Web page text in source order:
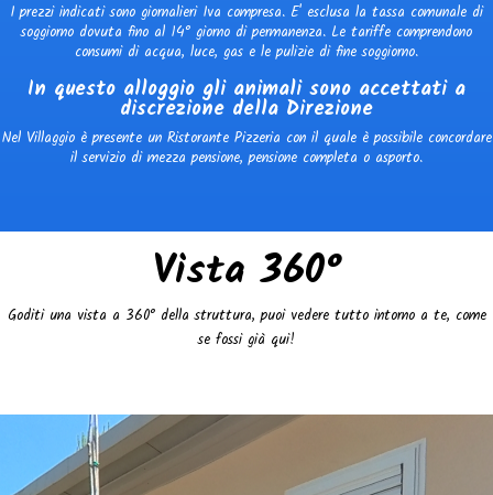
I prezzi indicati sono giornalieri Iva compresa. E' esclusa la tassa comunale di
soggiorno dovuta fino al 14° giorno di permanenza. Le tariffe comprendono
consumi di acqua, luce, gas e le pulizie di fine soggiorno.
In questo alloggio gli animali sono accettati a
discrezione della Direzione
Nel Villaggio è presente un Ristorante Pizzeria con il quale è possibile concordare
il servizio di mezza pensione, pensione completa o asporto.
Vista 360°
Goditi una vista a 360° della struttura, puoi vedere tutto intorno a te, come
se fossi già qui!